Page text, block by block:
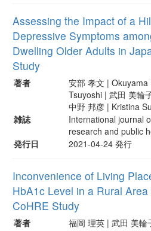
Assessing the Impact of a
Depressive Symptoms
Dwelling Older Adults in
Study
著者
安部 孝文 |
Tsuyoshi | 武田 美輪
中野 邦彦 | Kristina
雑誌
International journal
research and public
発行日
2021-04-24 発行
Inconvenience of Living
HbA1c Level in a Rural
CoHRE Study
著者
福岡 理英 | 武田 美輪